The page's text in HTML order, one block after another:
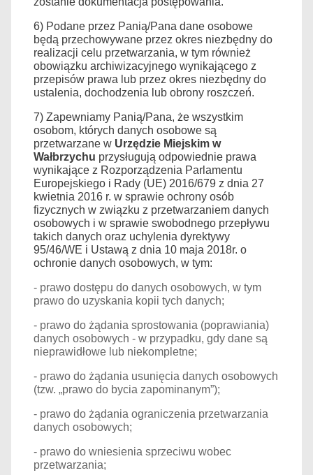
6) Podane przez Panią/Pana dane osobowe
będą przechowywane przez okres niezbędny do
realizacji celu przetwarzania, w tym również
obowiązku archiwizacyjnego wynikającego z
przepisów prawa lub przez okres niezbędny do
ustalenia, dochodzenia lub obrony roszczeń.
7) Zapewniamy Panią/Pana, że wszystkim
osobom, których danych osobowe są
przetwarzane w Urzędzie Miejskim w
Wałbrzychu przysługują odpowiednie prawa
wynikające z Rozporządzenia Parlamentu
Europejskiego i Rady (UE) 2016/679 z dnia 27
kwietnia 2016 r. w sprawie ochrony osób
fizycznych w związku z przetwarzaniem danych
osobowych i w sprawie swobodnego przepływu
takich danych oraz uchylenia dyrektywy
95/46/WE i Ustawą z dnia 10 maja 2018r. o
ochronie danych osobowych, w tym:
- prawo dostępu do danych osobowych, w tym
prawo do uzyskania kopii tych danych;
- prawo do żądania sprostowania (poprawiania)
danych osobowych - w przypadku, gdy dane są
nieprawidłowe lub niekompletne;
- prawo do żądania usunięcia danych osobowych
(tzw. „prawo do bycia zapominanym”);
- prawo do żądania ograniczenia przetwarzania
danych osobowych;
- prawo do wniesienia sprzeciwu wobec
przetwarzania;